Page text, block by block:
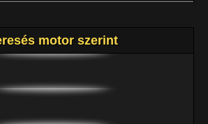
motor szerint